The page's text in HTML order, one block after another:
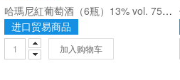
哈瑪尼紅葡萄酒（6瓶）13% vol. 750ml/瓶
进口贸易商品
加入购物车